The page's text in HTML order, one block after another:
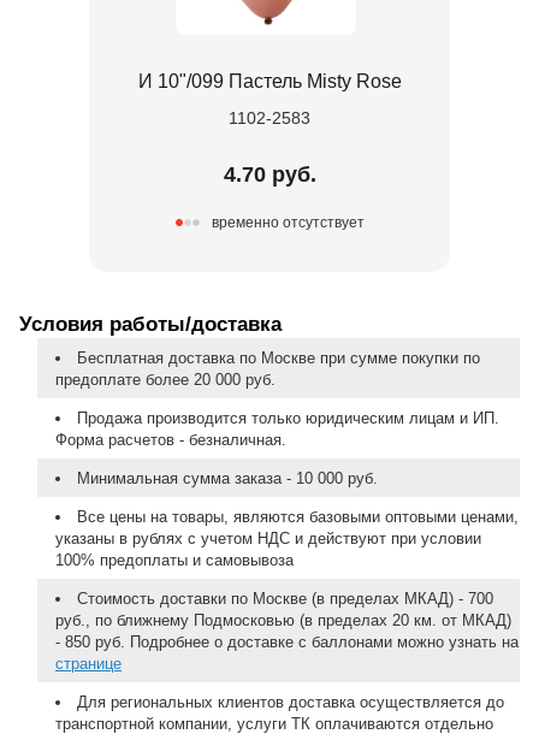
И 10"/099 Пастель Misty Rose
1102-2583
4.70 руб.
временно отсутствует
Условия работы/доставка
Бесплатная доставка по Москве при сумме покупки по
предоплате более 20 000 руб.
Продажа производится только юридическим лицам и ИП.
Форма расчетов - безналичная.
Минимальная сумма заказа - 10 000 руб.
Все цены на товары, являются базовыми оптовыми ценами,
указаны в рублях с учетом НДС и действуют при условии
100% предоплаты и самовывоза
Стоимость доставки по Москве (в пределах МКАД) - 700
руб., по ближнему Подмосковью (в пределах 20 км. от МКАД)
- 850 руб. Подробнее о доставке с баллонами можно узнать на
странице
Для региональных клиентов доставка осуществляется до
транспортной компании, услуги ТК оплачиваются отдельно